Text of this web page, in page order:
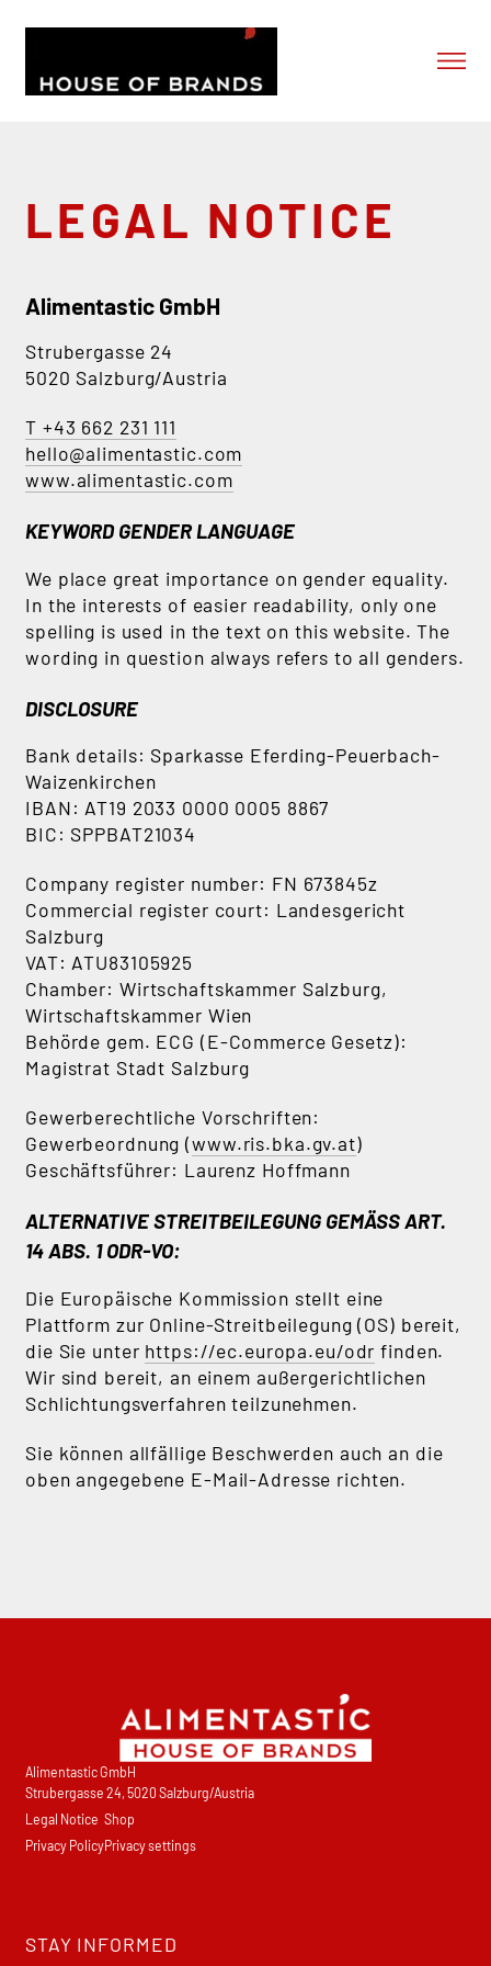
NEWS
LEGAL NOTICE
Alimentastic GmbH
Strubergasse 24
5020 Salzburg/Austria
T +43 662 231 111
hello@alimentastic.com
www.alimentastic.com
KEYWORD GENDER LANGUAGE
We place great importance on gender equality.
In the interests of easier readability, only one
spelling is used in the text on this website. The
wording in question always refers to all genders.
DISCLOSURE
Bank details: Sparkasse Eferding-Peuerbach-
Waizenkirchen
IBAN: AT19 2033 0000 0005 8867
BIC: SPPBAT21034
Company register number: FN 673845z
Commercial register court: Landesgericht
Salzburg
VAT: ATU83105925
Chamber: Wirtschaftskammer Salzburg,
Wirtschaftskammer Wien
Behörde gem. ECG (E-Commerce Gesetz):
Magistrat Stadt Salzburg
Gewerberechtliche Vorschriften:
Gewerbeordnung (www.ris.bka.gv.at)
Geschäftsführer: Laurenz Hoffmann
ALTERNATIVE STREITBEILEGUNG GEMÄSS ART. 1
4 ABS. 1 ODR-VO:
Die Europäische Kommission stellt eine
Plattform zur Online-Streitbeilegung (OS) bereit,
die Sie unter https://ec.europa.eu/odr finden.
Wir sind bereit, an einem außergerichtlichen
Schlichtungsverfahren teilzunehmen.
Sie können allfällige Beschwerden auch an die
oben angegebene E-Mail-Adresse richten.
Alimentastic GmbH
Strubergasse 24, 5020 Salzburg/Austria
Legal Notice
Privacy Policy
Shop
Privacy settings
STAY INFORMED